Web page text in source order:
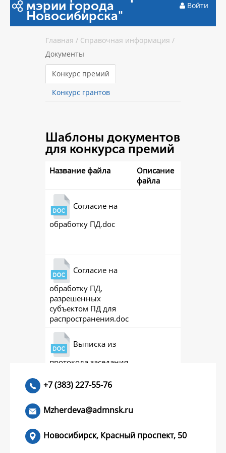
мэрии города
Новосибирска"
Войти
Главная / Справочная информация /
Документы
Конкурс премий
Конкурс грантов
Шаблоны документов
для конкурса премий
Название файла
Описание
файла
Согласие на
обработку ПД.doc
Согласие на
обработку ПД,
разрешенных
субъектом ПД для
распространения.doc
Выписка из
протокола заседания
+7 (383) 227-55-76
Mzherdeva@admnsk.ru
Новосибирск, Красный проспект, 50